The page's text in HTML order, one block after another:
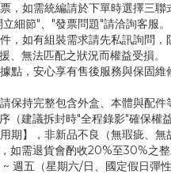
，如需統編請於下單時選擇三聯
細節"、"發票問題"請洽詢客服。
，如有組裝需求請先私訊詢問，
、無法匹配之狀況而權益受損。
點，安心享有售後服務與保固維
保持完整包含外盒、本體與配件
（建議拆封時"全程錄影"確保權益
期】，非新品不良（無瑕疵、無
如需退貨會酌收20%至30%之整
週五（星期六/日、國定假日彈性